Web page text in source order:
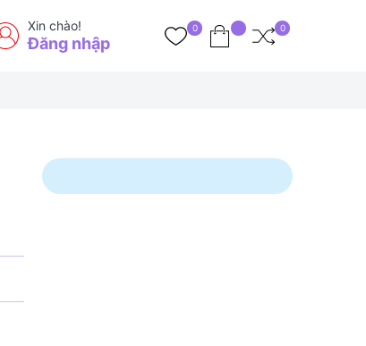
Xin chào!
Đăng nhập
0 0